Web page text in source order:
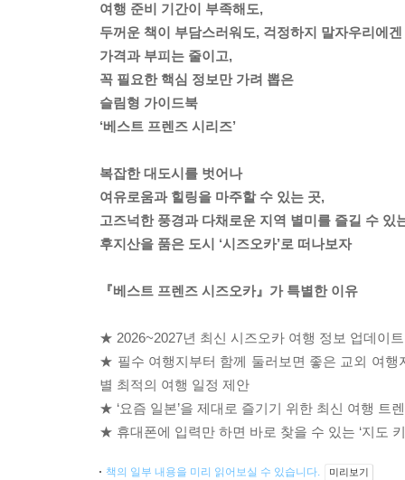
여행 준비 기간이 부족해도,
두꺼운 책이 부담스러워도, 걱정하지 말자우리에
가격과 부피는 줄이고,
꼭 필요한 핵심 정보만 가려 뽑은
슬림형 가이드북
‘베스트 프렌즈 시리즈’
복잡한 대도시를 벗어나
여유로움과 힐링을 마주할 수 있는 곳,
고즈넉한 풍경과 다채로운 지역 별미를 즐길 수 있
후지산을 품은 도시 ‘시즈오카’로 떠나보자
『베스트 프렌즈 시즈오카』가 특별한 이유
★ 2026~2027년 최신 시즈오카 여행 정보 업데이
★ 필수 여행지부터 함께 둘러보면 좋은 교외 여
별 최적의 여행 일정 제안
★ ‘요즘 일본’을 제대로 즐기기 위한 최신 여행
★ 휴대폰에 입력만 하면 바로 찾을 수 있는 ‘지도
책의 일부 내용을 미리 읽어보실 수 있습니다. 미리보기